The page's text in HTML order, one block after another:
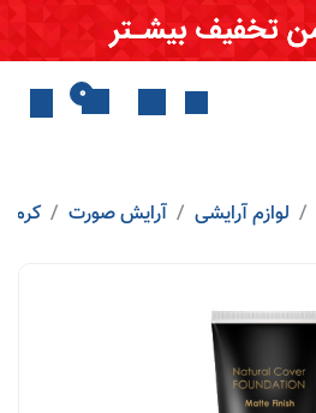
0
لوازم آرایشی آرایش صورت کرم